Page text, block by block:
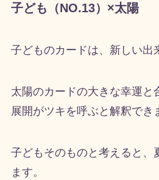
子ども（NO.13）×太陽
子どものカードは、新しい出
太陽のカードの大きな幸運と
展開がツキを呼ぶと解釈でき
子どもそのものと考えると、
ます。